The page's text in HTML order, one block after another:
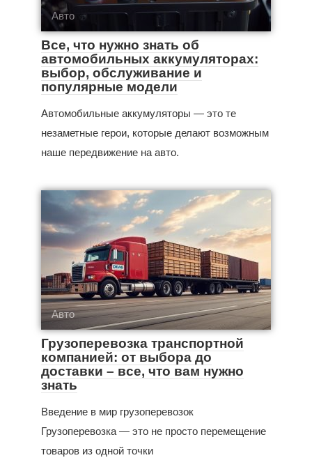
Авто
Все, что нужно знать об
автомобильных аккумуляторах:
выбор, обслуживание и
популярные модели
Автомобильные аккумуляторы — это те
незаметные герои, которые делают возможным
наше передвижение на авто.
Авто
Грузоперевозка транспортной
компанией: от выбора до
доставки – все, что вам нужно
знать
Введение в мир грузоперевозок
Грузоперевозка — это не просто перемещение
товаров из одной точки